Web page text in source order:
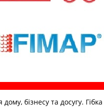
бізнесу та досугу.